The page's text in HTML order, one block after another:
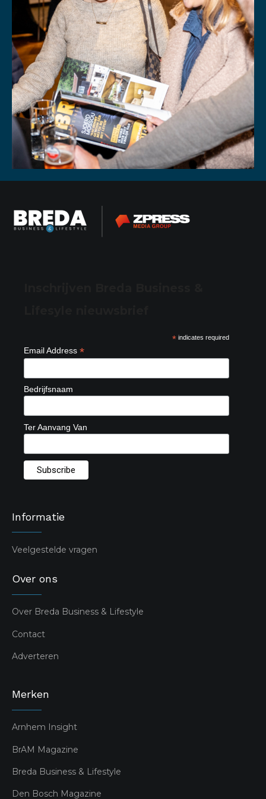
*indicates required
Email Address *
Bedrijfsnaam
Ter Aanvang Van
Informatie
Veelgestelde vragen
Over ons
Over Breda Business & Lifestyle
Contact
Adverteren
Merken
Arnhem Insight
BrAM Magazine
Breda Business & Lifestyle
Den Bosch Magazine